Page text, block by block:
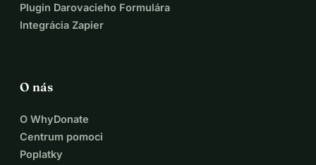
Plugin Darovacieho Formulára
Integrácia Zapier
O nás
O WhyDonate
Centrum pomoci
Poplatky